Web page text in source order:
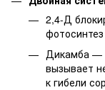
2,4-Д
Дикамба —
вызывает
к гибели